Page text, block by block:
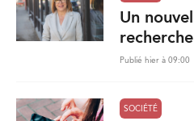
Un
Publié hier à 09:00
SOCIÉTÉ